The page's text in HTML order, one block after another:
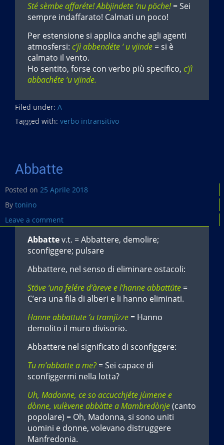
Sté sèmbe affaréte! Abbjindete ‘nu pöche!= Sei
sempre indaffarato! Calmati un poco!
Per estensione si applica anche agli agenti
atmosfersi: c’jì abbendéte ‘ u vjinde = si è
calmato il vento.
Ho sentito, forse con verbo più specifico, c’jì
abbachéte ‘u vjinde.
Filed under: A
Tagged with: verbo intransitivo
Abbatte
Posted on 25 Aprile 2018
By tonino
Leave a comment
Abbattev.t. = Abbattere, demolire;
sconfiggere; pulsare
Abbattere, nel senso di eliminare ostacoli:
Stöve ‘una felére d’àreve e l’hanne abbattüte =
C’era una fila di alberi e li hanno eliminati.
Hanne abbattute ‘u tramjizze = Hanno
demolito il muro divisorio.
Abbattere nel significato di sconfiggere:
Tu m’abbatte a me?= Sei capace di
sconfiggermi nella lotta?
Uh, Madonne, ce so accucchjéte jùmene e
dònne, vulèvene abbàtte a Mambredònje(canto
popolare) = Oh, Madonna, si sono uniti
uomini e donne, volevano distruggere
Manfredonia.